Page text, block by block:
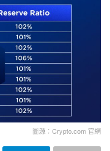
圖源：Crypto.com 官網